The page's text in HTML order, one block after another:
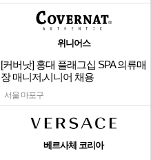
위니어스
[커버낫] 홍대 플래그십 SPA 의류매
장 매니저,시니어 채용
서울 마포구
베르사체 코리아